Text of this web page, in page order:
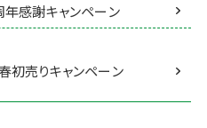
年感謝キャンペーン
初売りキャンペーン